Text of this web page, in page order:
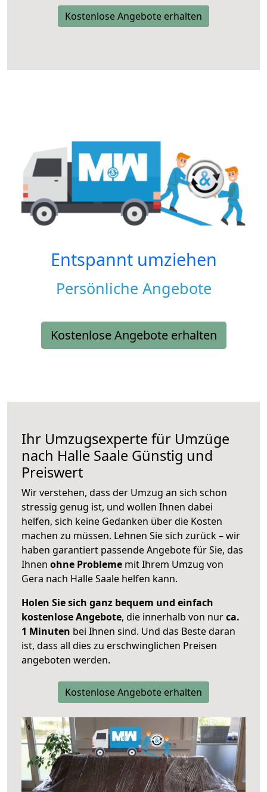
Kostenlose Angebote erhalten
Entspannt umziehen
Persönliche Angebote
Kostenlose Angebote erhalten
Ihr Umzugsexperte für Umzüge
nach Halle Saale Günstig und
Preiswert
Wir verstehen, dass der Umzug an sich schon
stressig genug ist, und wollen Ihnen dabei
helfen, sich keine Gedanken über die Kosten
machen zu müssen. Lehnen Sie sich zurück – wir
haben garantiert passende Angebote für Sie, das
Ihnen ohne Probleme mit Ihrem Umzug von
Gera nach Halle Saale helfen kann.
Holen Sie sich ganz bequem und einfach
kostenlose Angebote, die innerhalb von nurca.
1 Minuten bei Ihnen sind. Und das Beste daran
ist, dass all dies zu erschwinglichen Preisen
angeboten werden.
Kostenlose Angebote erhalten